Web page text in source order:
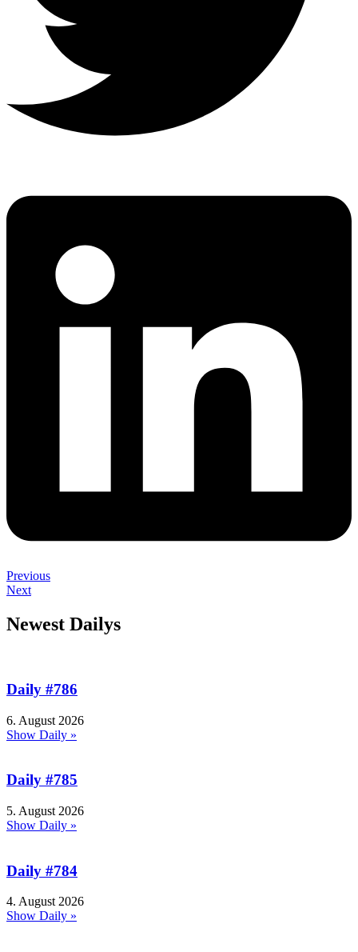
Previous
Next
Newest Dailys
Daily #786
6. August 2026
Show Daily »
Daily #785
5. August 2026
Show Daily »
Daily #784
4. August 2026
Show Daily »